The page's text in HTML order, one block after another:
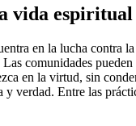
vida
en la lucha contra
comunidades
en la virtud, sin
verdad. Entre las